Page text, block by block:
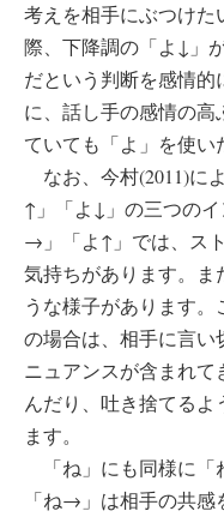
考えを相手にぶつけ
際、下降調の「よ↓」
だという判断を感情的
に、話し手の感情の高
ていても「よ」を使い
なお、今村(2011)に
↑」「よ↓」の三つの
→」「よ↑」では、ス
気持ちがあります。ま
うな様子があります。
の場合は、相手に言い
ニュアンスが含まれ
んだり、吐き捨てる
ます。
「ね」にも同様に「
「ね→」は相手の共